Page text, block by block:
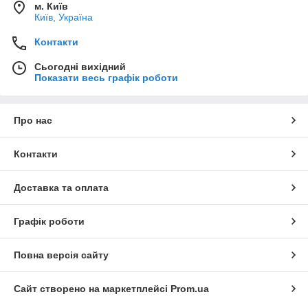
м. Київ
Київ, Україна
Контакти
Сьогодні вихідний
Показати весь графік роботи
Про нас
Контакти
Доставка та оплата
Графік роботи
Повна версія сайту
Сайт створено на маркетплейсі Prom.ua